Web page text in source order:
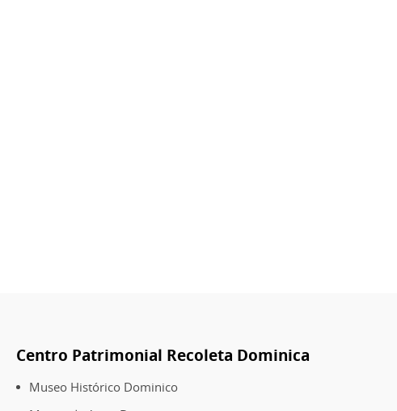
Centro Patrimonial Recoleta Dominica
Museo Histórico Dominico